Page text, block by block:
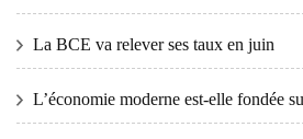
La BCE va relever ses taux en juin
L’économie moderne est-elle fondée